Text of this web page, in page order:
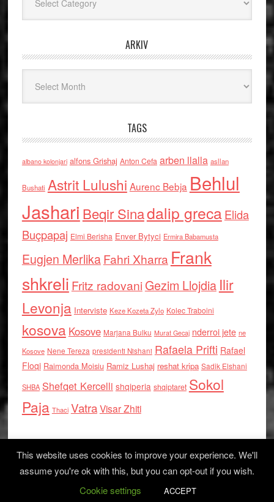
ARKIV
TAGS
albano kolonjari alfons Grishaj Anton Cefa arben llalla asllan
Bushati Astrit Lulushi Aurenc Bebja Behlul
Jashari Beqir Sinadalip grecaElida
Buçpapaj Elmi Berisha Enver Bytyci Ermira Babamusta
Eugjen MerlikaFahri Xharra Frank
shkreli Fritz radovaniGezim Llojdia Ilir
Levonja Interviste Keze Kozeta Zylo Kolec Traboini
kosova Kosove Marjana Bulku Murat Gecaj nderroi jete ne
Kosove Nene Tereza presidenti Nishani Rafaela Prifti Rafael
Floqi Raimonda Moisiu Ramiz Lushaj reshat kripa Sadik Elshani
SHBA Shefqet Kercelli shqiperia shqiptaret Sokol
Paja Thaci VatraVisar Zhiti
Log in
This website uses cookies to improve your experience. We'll
assume you're ok with this, but you can opt-out if you wish.
Cookie settings
ACCEPT